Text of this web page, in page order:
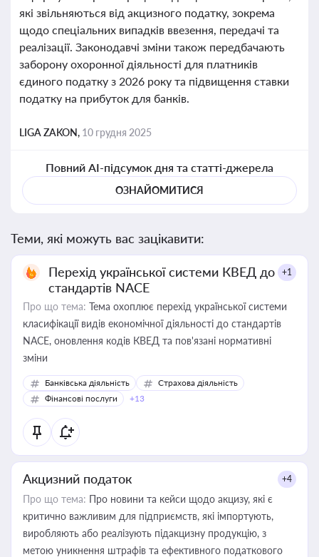
які звільняються від акцизного податку, зокрема
щодо спеціальних випадків ввезення, передачі та
реалізації. Законодавчі зміни також передбачають
заборону охоронної діяльності для платників
єдиного податку з 2026 року та підвищення ставки
податку на прибуток для банків.
LIGA ZAKON, 10 грудня 2025
Повний AI-підсумок дня та статті-джерела
ОЗНАЙОМИТИСЯ
Теми, які можуть вас зацікавити:
Перехід української системи КВЕД до
стандартів NACE
+1
Про що тема: Тема охоплює перехід української системи
класифікації видів економічної діяльності до стандартів
NACE, оновлення кодів КВЕД та пов'язані нормативні
зміни
Банківська діяльність
Страхова діяльність
Фінансові послуги
+13
Акцизний податок +4
Про що тема: Про новини та кейси щодо акцизу, які є
критично важливим для підприємств, які імпортують,
виробляють або реалізують підакцизну продукцію, з
метою уникнення штрафів та ефективного податкового